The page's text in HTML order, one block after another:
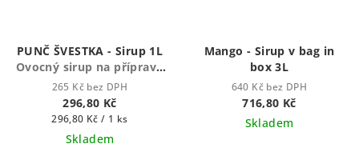
PUNČ ŠVESTKA - Sirup 1L
Ovocný sirup na přípravu
punče, limonády
265 Kč bez DPH
296,80 Kč
Měrná
cena:
296,80 Kč / 1 ks
Skladem
Mango - Sirup v bag in
box 3L
640 Kč bez DPH
716,80 Kč
Skladem